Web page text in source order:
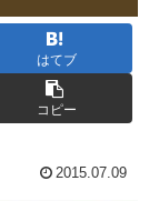
はてブ
コピー
2015.07.09